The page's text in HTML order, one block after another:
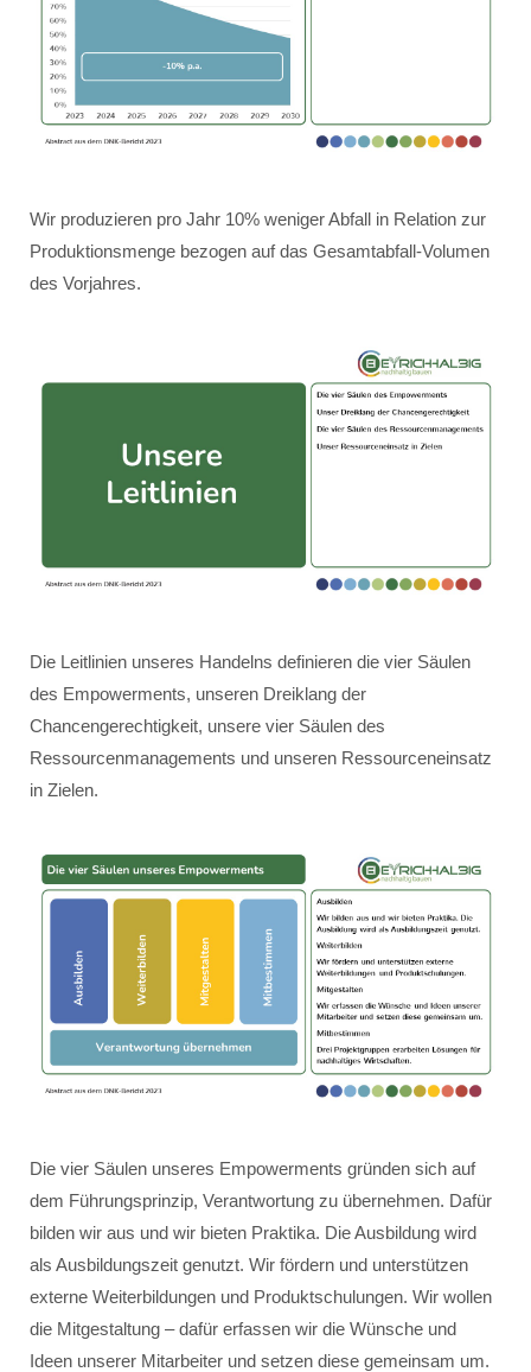
Wir produzieren pro Jahr 10% weniger Abfall in Relation zur
Produktionsmenge bezogen auf das Gesamtabfall-Volumen
des Vorjahres.
Die Leitlinien unseres Handelns definieren die vier Säulen
des Empowerments, unseren Dreiklang der
Chancengerechtigkeit, unsere vier Säulen des
Ressourcenmanagements und unseren Ressourceneinsatz
in Zielen.
Die vier Säulen unseres Empowerments gründen sich auf
dem Führungsprinzip, Verantwortung zu übernehmen. Dafür
bilden wir aus und wir bieten Praktika. Die Ausbildung wird
als Ausbildungszeit genutzt. Wir fördern und unterstützen
externe Weiterbildungen und Produktschulungen. Wir wollen
die Mitgestaltung – dafür erfassen wir die Wünsche und
Ideen unserer Mitarbeiter und setzen diese gemeinsam um.